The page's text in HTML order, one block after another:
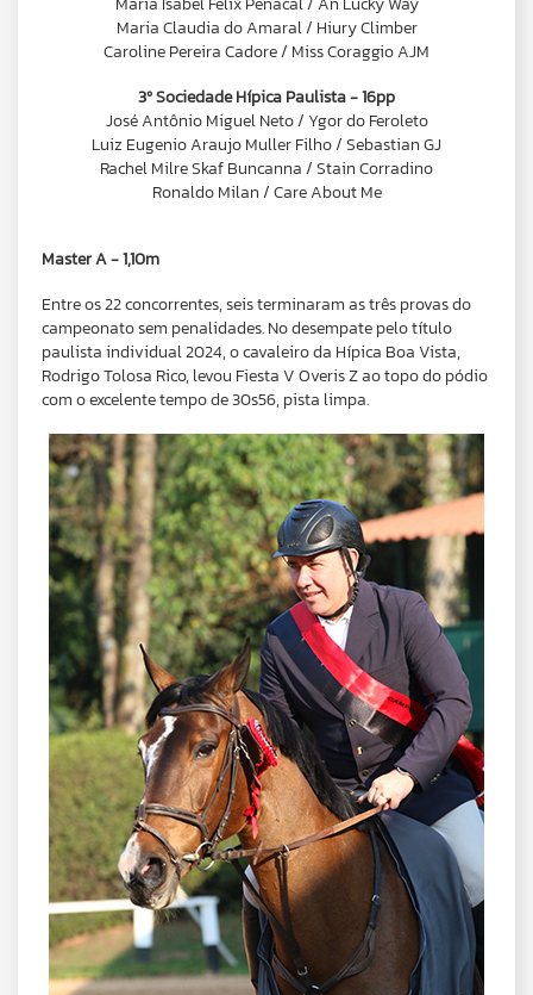
Maria Claudia do Amaral / Hiury Climber
Caroline Pereira Cadore / Miss Coraggio AJM
3º Sociedade Hípica Paulista - 16pp
José Antônio Miguel Neto / Ygor do Feroleto
Luiz Eugenio Araujo Muller Filho / Sebastian GJ
Rachel Milre Skaf Buncanna / Stain Corradino
Ronaldo Milan / Care About Me
Master A - 1,10m
Entre os 22 concorrentes, seis terminaram as três provas do
campeonato sem penalidades. No desempate pelo título
paulista individual 2024, o cavaleiro da Hípica Boa Vista,
Rodrigo Tolosa Rico, levou Fiesta V Overis Z ao topo do pódio
com o excelente tempo de 30s56, pista limpa.